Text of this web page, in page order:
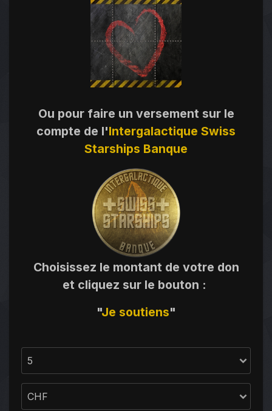
Ou pour faire un versement sur le
compte de l'Intergalactique Swiss
Starships Banque
Choisissez le montant de votre don
et cliquez sur le bouton :
"Je soutiens"